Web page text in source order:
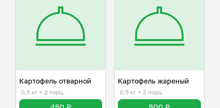
Картофель отварной
0,5 кг ≈ 2 порц.
Картофель жареный
0,5 кг ≈ 2 порц.